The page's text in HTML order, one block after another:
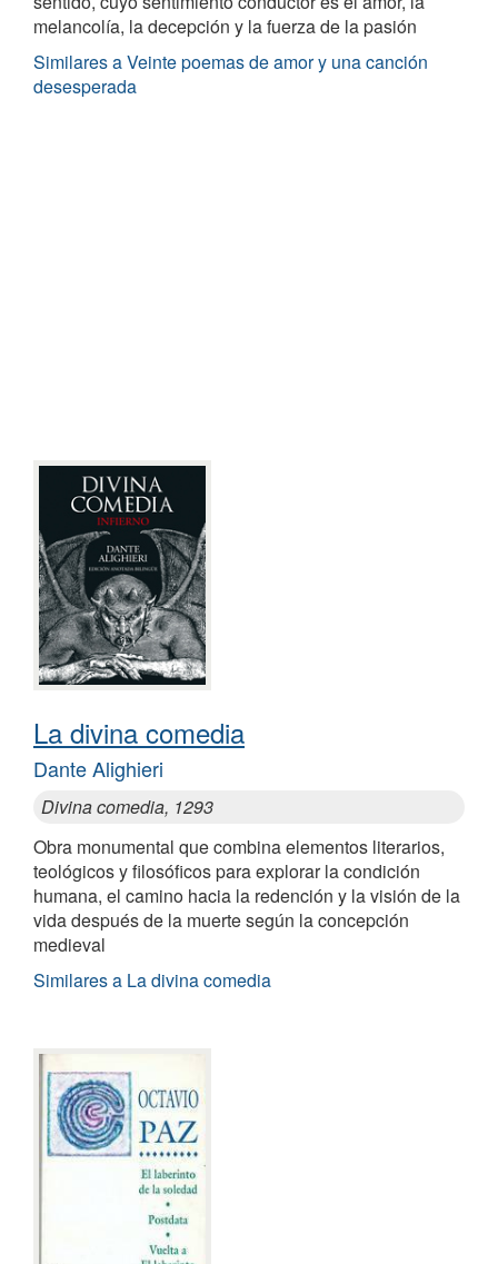
melancolía, la decepción y la fuerza de la pasión
Similares a Veinte poemas de amor y una canción
desesperada
La divina comedia
Dante Alighieri
Divina comedia, 1293
Obra monumental que combina elementos literarios,
teológicos y filosóficos para explorar la condición
humana, el camino hacia la redención y la visión de la
vida después de la muerte según la concepción
medieval
Similares a La divina comedia